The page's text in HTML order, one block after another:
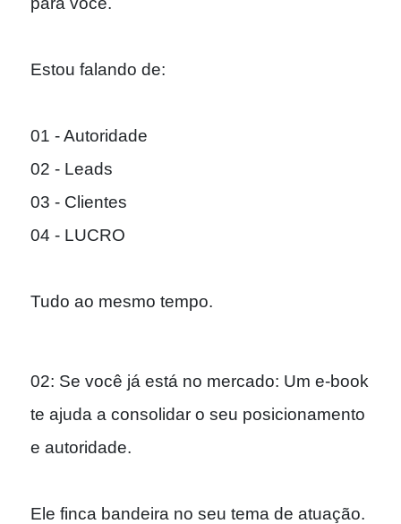
Estou falando de:
01 - Autoridade
02 - Leads
03 - Clientes
04 - LUCRO
Tudo ao mesmo tempo.
02: Se você já está no mercado: Um e-book
te ajuda a consolidar o seu posicionamento
e autoridade.
Ele finca bandeira no seu tema de atuação.